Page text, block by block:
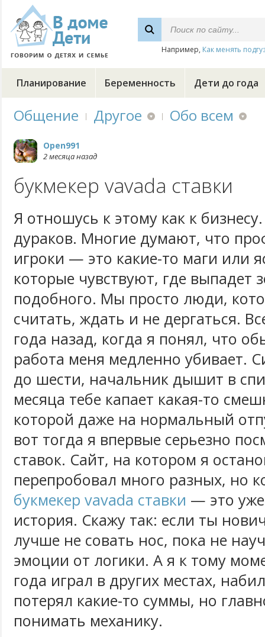
Например, Как менять
Планирование Беременность Дети до года
Общение Другое Обо всем
Open991
2 месяца назад
букмекер vavada ставки
Я отношусь к этому как к
дураков. Многие думают, что
игроки — это какие-то маги или
которые чувствуют, где выпадет
подобного. Мы просто люди,
считать, ждать и не дергаться.
года назад, когда я понял, что
работа меня медленно убивает.
до шести, начальник дышит в
месяца тебе капает какая-то
которой даже на нормальный
вот тогда я впервые серьезно
ставок. Сайт, на котором я
перепробовал много разных, но
букмекер vavada ставки — это
история. Скажу так: если ты
лучше не совать нос, пока не
эмоции от логики. А я к тому
года играл в других местах,
потерял какие-то суммы, но
понимать механику.